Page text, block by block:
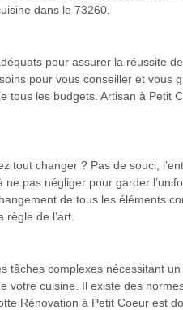
dans le 73260.
pour assurer la réussite
pour vous conseiller et vous
les budgets. Artisan à Petit
changer ? Pas de souci,
pas négliger pour garder
de tous les éléments
de l’art.
tâches complexes nécessitant
cuisine. Il existe des
Rénovation à Petit Coeur est